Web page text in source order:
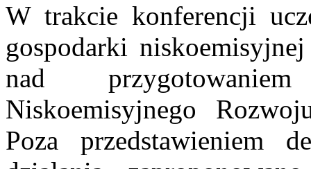
W trakcie konferencji
gospodarki
nad
Niskoemisyjnego
Poza przedstawieniem